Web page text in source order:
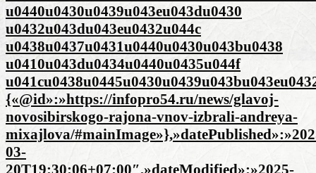
u0440u0430u0439u043eu043du0430
u0432u043du043eu0432u044c
u0438u0437u0431u0440u0430u043bu0438
u0410u043du0434u0440u0435u044f
{«@id»:»https://infopro54.ru/news/glavoj-
novosibirskogo-rajona-vnov-izbrali-andreya-
mixajlova/
03-
20T19:30:06+07:00″,»dateModified»:»2025-